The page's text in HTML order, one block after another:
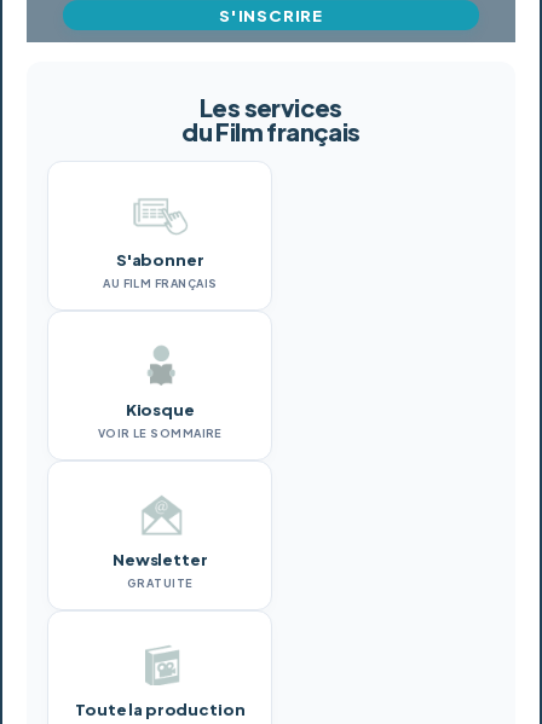
S'INSCRIRE
Les services
du Film français
S'abonner
AU FILM FRANÇAIS
Kiosque
VOIR LE SOMMAIRE
Newsletter
GRATUITE
Toute la production